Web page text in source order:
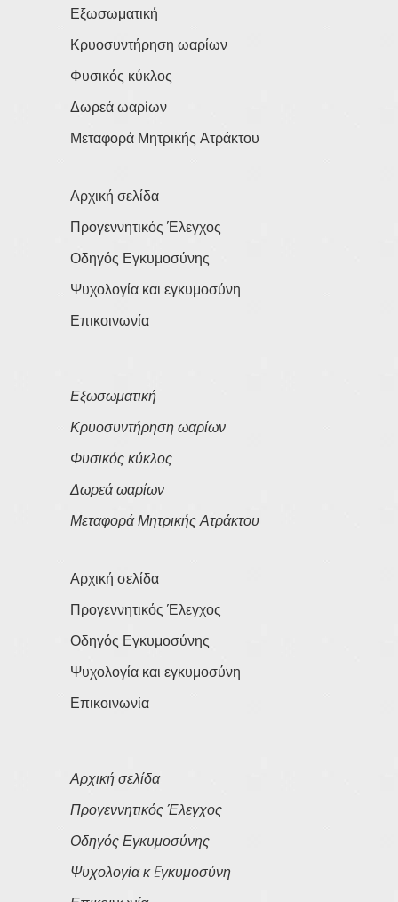
Εξωσωματική
Κρυοσυντήρηση ωαρίων
Φυσικός κύκλος
Δωρεά ωαρίων
Μεταφορά Μητρικής Ατράκτου
Αρχική σελίδα
Προγεννητικός Έλεγχος
Οδηγός Εγκυμοσύνης
Ψυχολογία και εγκυμοσύνη
Επικοινωνία
Εξωσωματική
Κρυοσυντήρηση ωαρίων
Φυσικός κύκλος
Δωρεά ωαρίων
Μεταφορά Μητρικής Ατράκτου
Αρχική σελίδα
Προγεννητικός Έλεγχος
Οδηγός Εγκυμοσύνης
Ψυχολογία και εγκυμοσύνη
Επικοινωνία
Αρχική σελίδα
Προγεννητικός Έλεγχος
Οδηγός Εγκυμοσύνης
Ψυχολογία κ Eγκυμοσύνη